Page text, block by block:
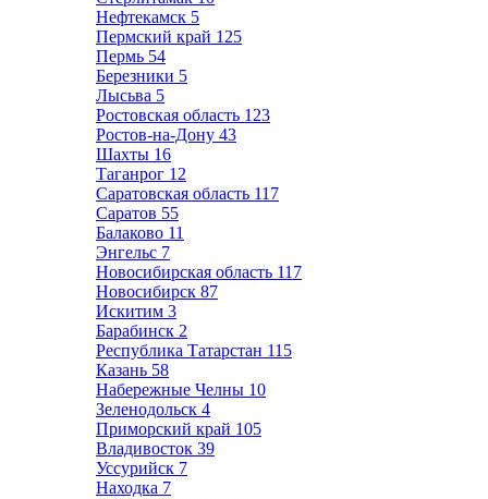
Нефтекамск 5
Пермский край 125
Пермь 54
Березники 5
Лысьва 5
Ростовская область 123
Ростов-на-Дону 43
Шахты 16
Таганрог 12
Саратовская область 117
Саратов 55
Балаково 11
Энгельс 7
Новосибирская область 117
Новосибирск 87
Искитим 3
Барабинск 2
Республика Татарстан 115
Казань 58
Набережные Челны 10
Зеленодольск 4
Приморский край 105
Владивосток 39
Уссурийск 7
Находка 7